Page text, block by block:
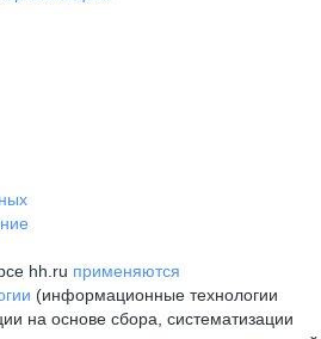
hh.ru применяются
(информационные технологии
на основе сбора, систематизации